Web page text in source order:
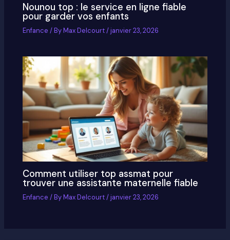
Nounou top : le service en ligne fiable
pour garder vos enfants
Enfance / ByMax Delcourt/janvier 23, 2026
Comment utiliser top assmat pour
trouver une assistante maternelle fiable
Enfance / ByMax Delcourt/janvier 23, 2026